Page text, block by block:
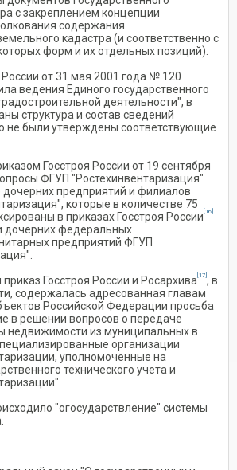
с закреплением концепции
содержания
кадастра (и соответственно с
форм и их отдельных позиций).
России от 31 мая 2001 года № 120
ведения Единого государственного
деятельности", в
структура и состав сведений
не были утверждены соответствующие
Госстроя России от 19 сентября
ФГУП "Ростехинвентаризация"
дочерних предприятий и филиалов
которые в количестве 75
в приказах Госстроя России [16]
дочерних федеральных
предприятий ФГУП
Госстроя России и Росархива [17] , в
содержалась адресованная главам
Российской Федерации просьба
в решении вопросов о передаче
недвижимости из муниципальных в
организации
уполномоченные на
технического учета и
"огосударствление" системы